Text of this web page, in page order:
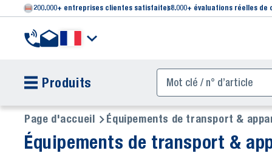
200.000+ entreprises clientes satisfaites8.000+ évaluations réelles de
Produits
Page d'accueil Équipements de transport &
Équipements de transport &